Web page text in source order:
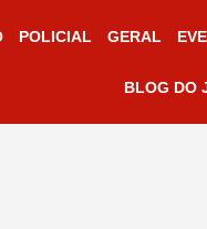
POLICIAL GERAL
BLOG DO